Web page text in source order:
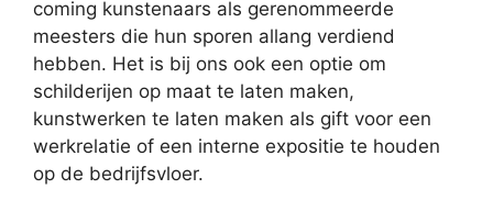
coming kunstenaars als gerenommeerde
meesters die hun sporen allang verdiend
hebben. Het is bij ons ook een optie om
schilderijen op maat te laten maken,
kunstwerken te laten maken als gift voor een
werkrelatie of een interne expositie te houden
op de bedrijfsvloer.